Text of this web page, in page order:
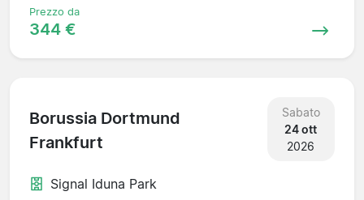
Prezzo da
344 €
Borussia Dortmund
Frankfurt
Sabato
24 ott
2026
Signal Iduna Park